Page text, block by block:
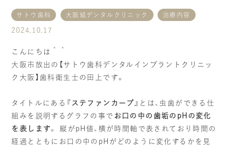
採用情報
スタッフブログ
ご予約・お問い合わせ
サトウ歯科 大阪城デンタルクリニック 治療内容
2024.10.17
こんにちは＾＾
大阪市放出の【サトウ歯科デンタルインプラントクリニッ
ク大阪】歯科衛生士の田上です。
タイトルにある 『ステファンカーブ』 とは、虫歯ができる仕
組みを説明するグラフの事で お口の中の歯垢のpHの変化
を表します。 縦がpH値、横が時間軸で表されており時間の
経過とともにお口の中のpHがどのように変化するかを見